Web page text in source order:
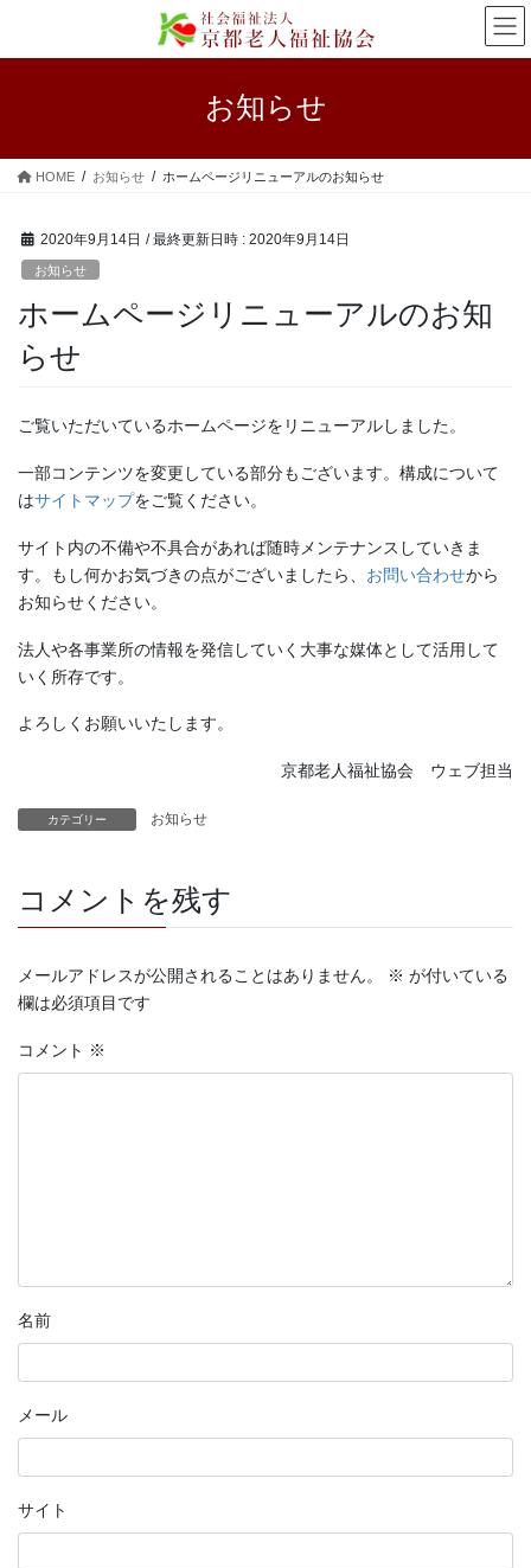
テ
ス
ゲ
ン
お知らせ
HOME お知らせ ホームページリニューアルのお知らせ
2020年9月14日 / 最終更新日時 : 2020年9月14日
お知らせ
ホームページリニューアルのお知
らせ
ご覧いただいているホームページをリニューアルしました。
一部コンテンツを変更している部分もございます。構成について
はサイトマップをご覧ください。
サイト内の不備や不具合があれば随時メンテナンスしていきま
す。もし何かお気づきの点がございましたら、 お問い合わせから
お知らせください。
法人や各事業所の情報を発信していく大事な媒体として活用して
いく所存です。
よろしくお願いいたします。
京都老人福祉協会 ウェブ担当
カテゴリー お知らせ
コメントを残す
メールアドレスが公開されることはありません。 ※ が付いている
欄は必須項目です
コメント ※
名前
メール
サイト